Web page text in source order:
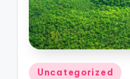
Αναρτήθηκε
Uncategorized